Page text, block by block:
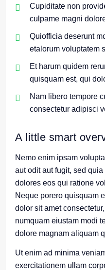
Cupiditate non
culpame magni
Quiofficia deserunt
etalorum voluptatem
Et harum quidem
quisquam est, qui
Nam libero tempore
consectetur adipisci
A little smart
Nemo enim ipsam
aut odit aut fugit, sed
dolores eos qui ratione
Neque porero quisquam
dolor sit amet
numquam eiustam modi
dolore magnam aliquam
Ut enim ad minima
exercitationem ullam